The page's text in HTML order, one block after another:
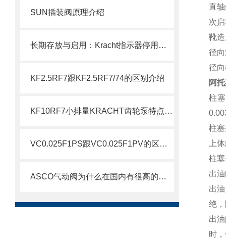
SUN插装阀原理介绍
长期存放与启用：Kracht指示器停用期间的维护及重新启用检查规范
KF2.5RF7跟KF2.5RF7/74的区别介绍
KF10RF7小排量KRACHT齿轮泵特点介绍
VC0.025F1PS跟VC0.025F1PV的区别介绍
ASCO气动阀为什么在国内有很高的市场比例呢？
直
次
靴
径
径
阿
柱
柱
上
柱
出
出
绝
出
时